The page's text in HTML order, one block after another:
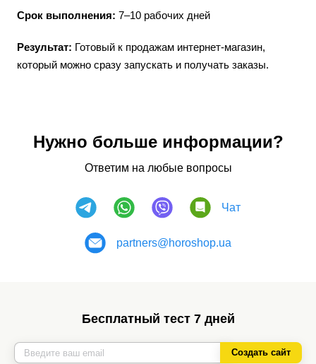
Срок выполнения: 7–10 рабочих дней
Результат: Готовый к продажам интернет-магазин,
который можно сразу запускать и получать заказы.
Нужно больше информации?
Ответим на любые вопросы
Чат
partners@horoshop.ua
Бесплатный тест 7 дней
Создать сайт